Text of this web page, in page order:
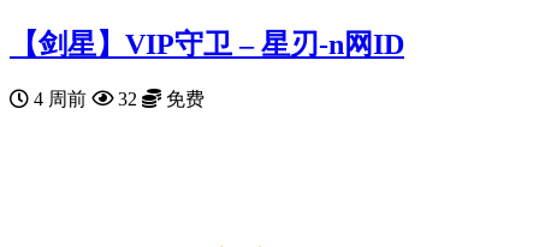
【剑星】VIP守卫 – 星刃-n网ID
4 周前 32 免费